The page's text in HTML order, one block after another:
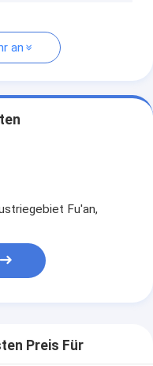
an
Fu'an,
Preis Für